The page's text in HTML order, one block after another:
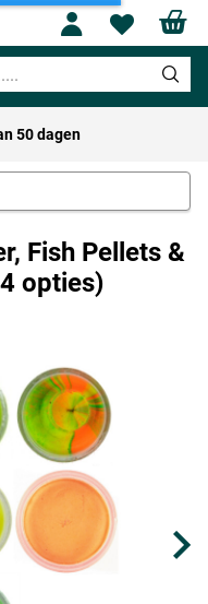
Profile
uit 14
50 dagen
Fish Pellets &
opties)